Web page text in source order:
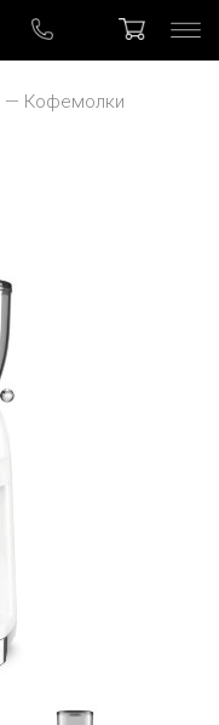
Кофемолки